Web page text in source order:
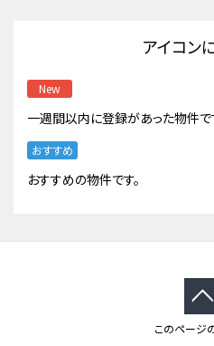
アイコン
New
一週間以内に登録があった物件で
おすすめ
おすすめの物件です。
このページ